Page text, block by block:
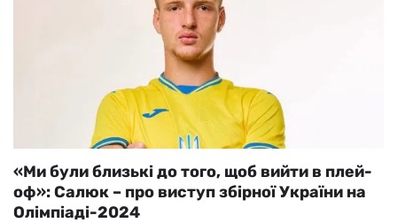
«Ми були близькі до того, щоб вийти в плей-
оф»: Салюк – про виступ збірної України на
Олімпіаді-2024